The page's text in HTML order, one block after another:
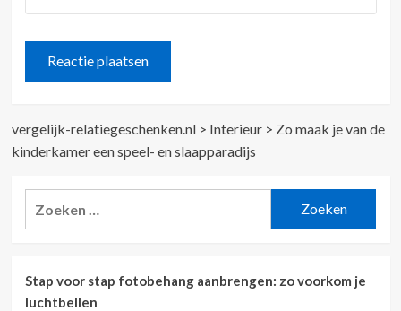
vergelijk-relatiegeschenken.nl> Interieur> Zo maak je van de
kinderkamer een speel- en slaapparadijs
Stap voor stap fotobehang aanbrengen: zo voorkom je
luchtbellen